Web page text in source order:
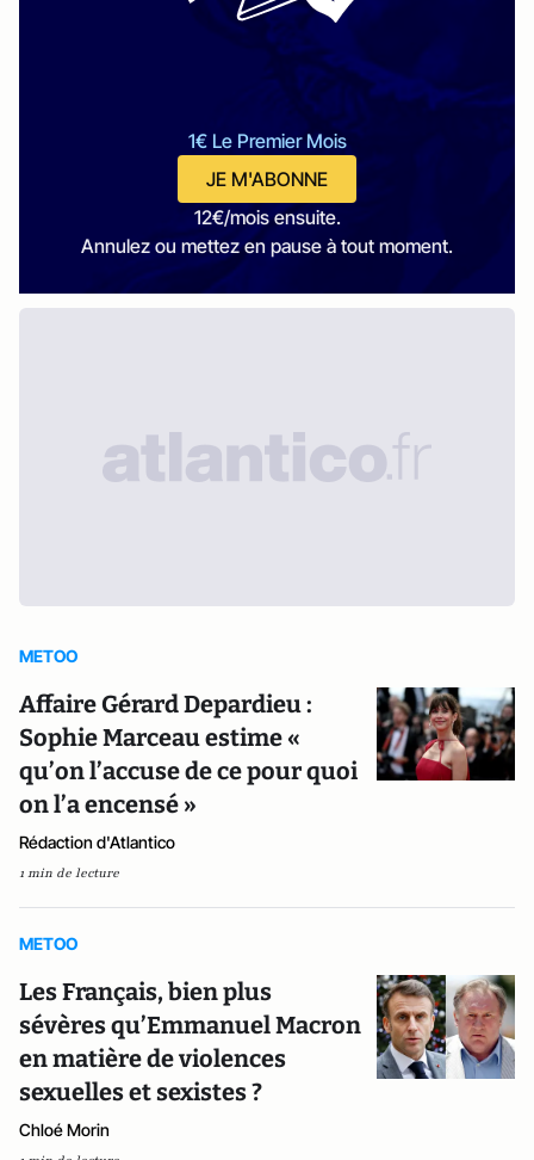
1€ Le Premier Mois
JE M'ABONNE
12€/mois ensuite.
Annulez ou mettez en pause à tout moment.
METOO
Affaire Gérard Depardieu :
Sophie Marceau estime «
qu’on l’accuse de ce pour quoi
on l’a encensé »
Rédaction d'Atlantico
1 min de lecture
METOO
Les Français, bien plus
sévères qu’Emmanuel Macron
en matière de violences
sexuelles et sexistes ?
Chloé Morin